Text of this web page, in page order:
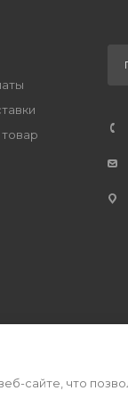
товар
сайте, что